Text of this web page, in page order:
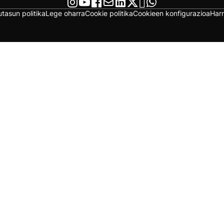
politikaLege oharraCookie politikaCookieen konfigurazioa